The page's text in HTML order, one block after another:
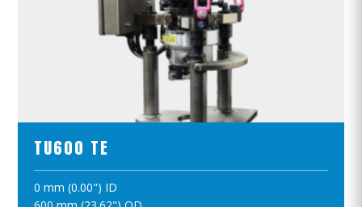
TU600 TE
0 mm (0.00") ID
ПРОСМОТР ПРОДУКТОВ
ПОЛОЖИТЪ В КОРЗИНУ